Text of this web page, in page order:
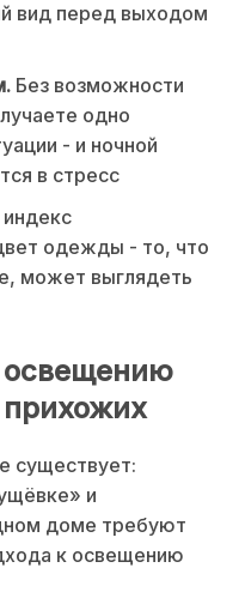
вид перед выходом
Без возможности
одно
- и ночной
в стресс
индекс
одежды - то, что
может выглядеть
освещению
существует:
и
доме требуют
к освещению